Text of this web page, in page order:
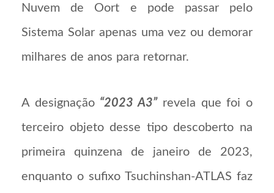
Nuvem de Oort e pode passar pelo
Sistema Solar apenas uma vez ou demorar
milhares de anos para retornar.
A designação “2023 A3”revela que foi o
terceiro objeto desse tipo descoberto na
primeira quinzena de janeiro de 2023,
enquanto o sufixo Tsuchinshan-ATLAS faz